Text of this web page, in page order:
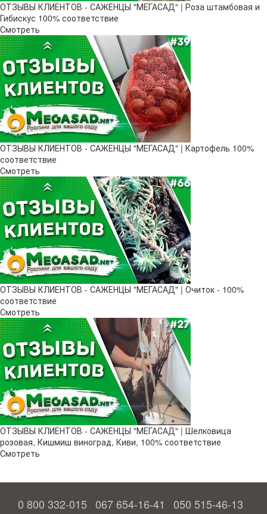
ОТЗЫВЫ КЛИЕНТОВ - САЖЕНЦЫ "МЕГАСАД" | Роза штамбовая и
Гибискус 100% соответствие
Смотреть
ОТЗЫВЫ КЛИЕНТОВ - САЖЕНЦЫ "МЕГАСАД" | Картофель 100%
соответствие
Смотреть
ОТЗЫВЫ КЛИЕНТОВ - САЖЕНЦЫ "МЕГАСАД" | Очиток - 100%
соответствие
Смотреть
ОТЗЫВЫ КЛИЕНТОВ - САЖЕНЦЫ "МЕГАСАД" | Шелковица
розовая, Кишмиш виноград, Киви, 100% соответствие
Смотреть
0 800 332-015 067 654-16-41 050 515-46-13